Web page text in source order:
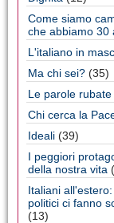
Come siamo
che abbiamo 30
L'italiano in
Ma chi sei? (35)
Le parole rubate
Chi cerca la
Ideali (39)
I peggiori
della nostra vita
Italiani
politici ci fanno
(13)